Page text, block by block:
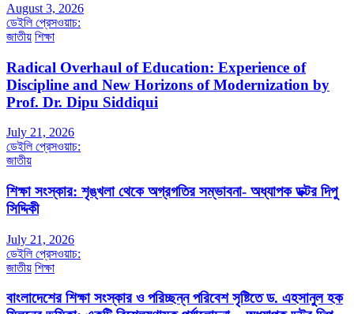
August 3, 2026
ডেইলি প্রেসওয়াচ:
জাতীয় শিক্ষা
Radical Overhaul of Education: Experience of
Discipline and New Horizons of Modernization by
Prof. Dr. Dipu Siddiqui
July 21, 2026
ডেইলি প্রেসওয়াচ:
জাতীয়
শিক্ষা সংস্কার: শৃঙ্খলা থেকে অগ্রগতির সম্ভাবনা- অধ্যাপক ডক্টর দিপু
সিদ্দিকী
July 21, 2026
ডেইলি প্রেসওয়াচ:
জাতীয় শিক্ষা
বাংলাদেশের শিক্ষা সংস্কার ও পরিচ্ছন্ন পরিবেশ সৃষ্টিতে ড. এহসানুল হক